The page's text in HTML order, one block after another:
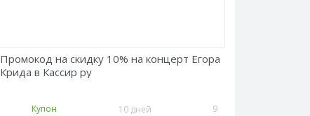
Промокод на скидку 10% на концерт Егора
Крида в Кассир ру
Купон 10 дней 9